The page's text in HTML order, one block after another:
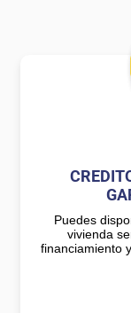
Puedes
vivienda
financiamiento